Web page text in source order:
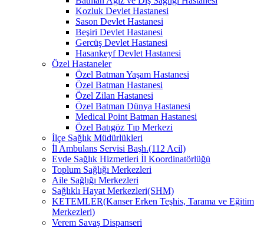
Kozluk Devlet Hastanesi
Sason Devlet Hastanesi
Beşiri Devlet Hastanesi
Gercüş Devlet Hastanesi
Hasankeyf Devlet Hastanesi
Özel Hastaneler
Özel Batman Yaşam Hastanesi
Özel Batman Hastanesi
Özel Zilan Hastanesi
Özel Batman Dünya Hastanesi
Medical Point Batman Hastanesi
Özel Batıgöz Tıp Merkezi
İlçe Sağlık Müdürlükleri
İl Ambulans Servisi Başh.(112 Acil)
Evde Sağlık Hizmetleri İl Koordinatörlüğü
Toplum Sağlığı Merkezleri
Aile Sağlığı Merkezleri
Sağlıklı Hayat Merkezleri(SHM)
KETEMLER(Kanser Erken Teşhis, Tarama ve Eğitim
Merkezleri)
Verem Savaş Dispanseri